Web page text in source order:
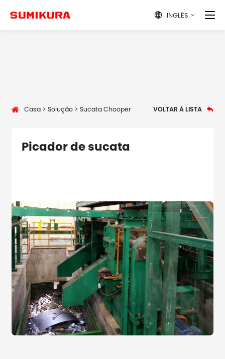
 INGLÊS
Casa Solução Sucata Chooper VOLTAR À LISTA 
Picador de sucata